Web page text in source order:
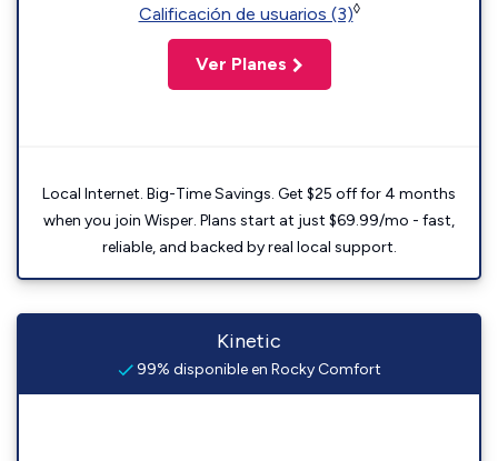
Calificación de usuarios (3)◊
Ver Planes
Local Internet. Big-Time Savings. Get $25 off for 4 months
when you join Wisper. Plans start at just $69.99/mo - fast,
reliable, and backed by real local support.
Kinetic
99% disponible en Rocky Comfort